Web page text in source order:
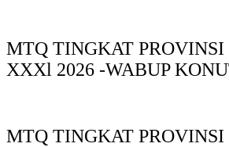
MTQ TINGKAT PROVINSI
XXXl 2026 -WABUP
MTQ TINGKAT PROVINSI